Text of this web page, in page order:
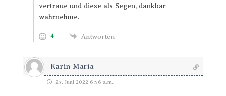
vertraue und diese als Segen, dankbar
wahrnehme.
4 Antworten
Karin Maria
23. Juni 2022 6:56 a.m.